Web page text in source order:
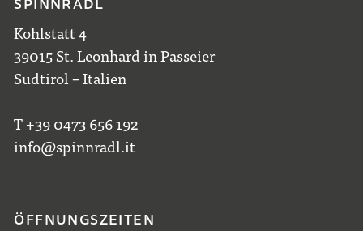
SPINNRADL
Kohlstatt 4
39015 St. Leonhard in Passeier
Südtirol – Italien
T +39 0473 656 192
info@spinnradl.it
ÖFFNUNGSZEITEN